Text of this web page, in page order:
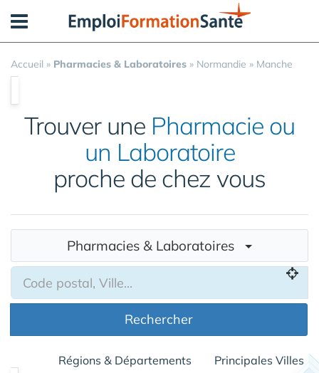
Accueil » Pharmacies & Laboratoires » Normandie » Manche
Trouver une Pharmacie ou
un Laboratoire
proche de chez vous
Pharmacies & Laboratoires
Rechercher
Régions & Départements Principales Villes